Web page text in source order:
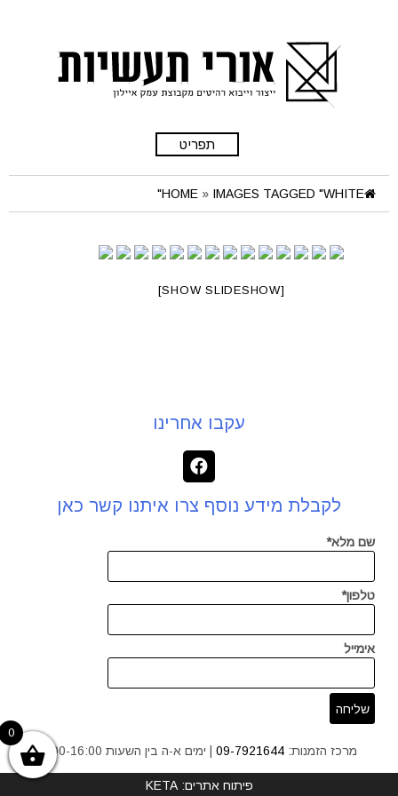
תפריט
HOME » IMAGES TAGGED "WHITE"
[SHOW SLIDESHOW]
עקבו אחרינו
לקבלת מידע נוסף צרו איתנו קשר כאן
שם מלא*
טלפון*
אימייל
מרכז הזמנות: 09-7921644 | ימים א-ה בין השעות 9:00-16:00
0
פיתוח אתרים: KETA